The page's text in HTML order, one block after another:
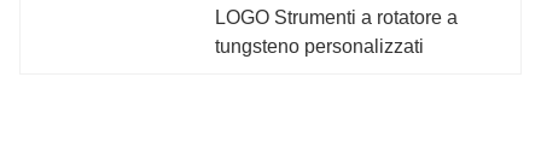
LOGO Strumenti a rotatore a
tungsteno personalizzati